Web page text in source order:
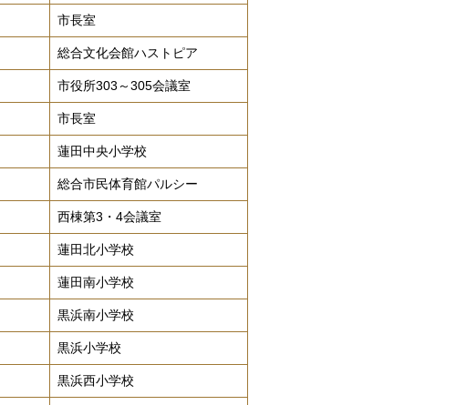
市長室
総合文化会館ハストピア
市役所303～305会議室
市長室
蓮田中央小学校
総合市民体育館パルシー
西棟第3・4会議室
蓮田北小学校
蓮田南小学校
黒浜南小学校
黒浜小学校
黒浜西小学校